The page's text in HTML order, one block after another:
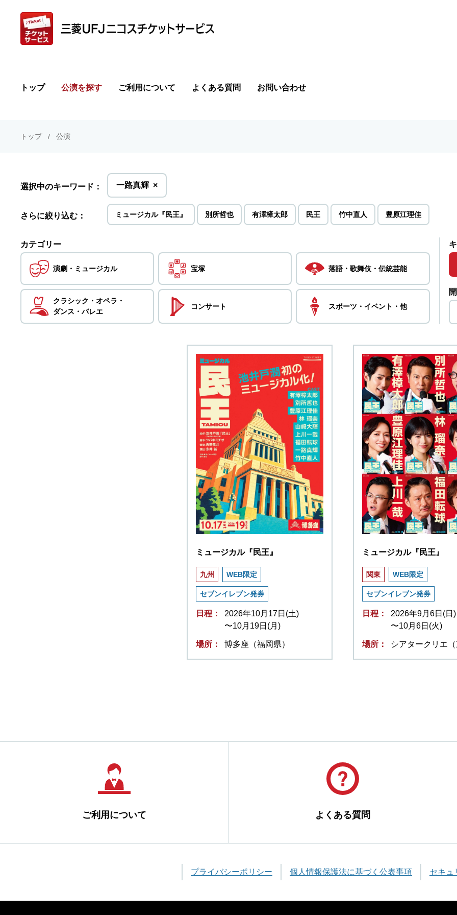
トップ 公演を探す ご利用について よくある質問 お問い合わせ
トップ 公演
選択中のキーワード： 一路真輝を
削
×
さらに絞り込む： ミュージカル『民王』 別所哲也 有澤樟太郎 民王 竹中直人 豊原江理佳
カテゴリー
演劇・ ミュージカル 宝塚 落語・歌舞伎・伝統芸能
クラシック・ オペラ・
ダンス・ バレエ
コンサート スポーツ・ イベント・他
ミュージカル『民王』
九州 WEB限定
セブンイレブン発券
日程：
2026年10月17日(土)
〜10月19日(月)
場所： 博多座（福岡県）
ミュージカル『民王』
関東 WEB限定
セブンイレブン発券
日程：
2026年9月6日(日)
〜10月6日(火)
場所： シアタークリエ
ご利用について よくある質問
プライバシーポリシー 個人情報保護法に基づく公表事項 セキュ